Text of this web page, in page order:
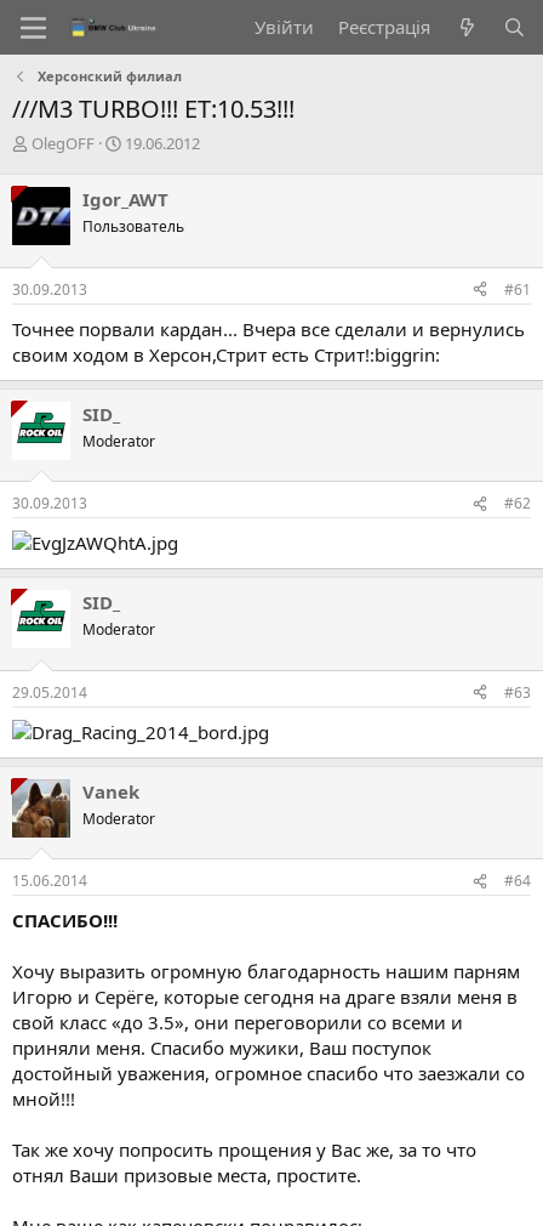
Увійти Реєстрація
Херсонский филиал
///M3 TURBO!!! ET:10.53!!!
А
т
о
р
т
е
м
OlegOFF
Д
а
с
в
е
н
н
19.06.2012
Igor_AWT
Пользователь
30.09.2013 #61
Точнее порвали кардан... Вчера все сделали и вернулись
своим ходом в Херсон,Стрит есть Стрит!:biggrin:
SID_
Moderator
30.09.2013 #62
SID_
Moderator
29.05.2014 #63
Vanek
Moderator
15.06.2014 #64
СПАСИБО!!!
Хочу выразить огромную благодарность нашим парням
Игорю и Серёге, которые сегодня на драге взяли меня в
свой класс «до 3.5», они переговорили со всеми и
приняли меня. Спасибо мужики, Ваш поступок
достойный уважения, огромное спасибо что заезжали со
мной!!!
Так же хочу попросить прощения у Вас же, за то что
отнял Ваши призовые места, простите.